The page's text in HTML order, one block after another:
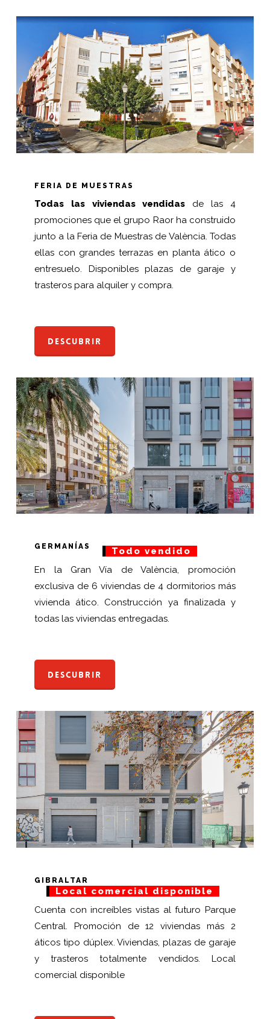
FERIA DE MUESTRAS
Todas las viviendas vendidas de las 4
promociones que el grupo Raor ha construido
junto a la Feria de Muestras de València. Todas
ellas con grandes terrazas en planta ático o
entresuelo. Disponibles plazas de garaje y
trasteros para alquiler y compra.
Descubrir
GERMANÍAS
Todo vendido
En la Gran Vía de València, promoción
exclusiva de 6 viviendas de 4 dormitorios más
vivienda ático. Construcción ya finalizada y
todas las viviendas entregadas.
Descubrir
GIBRALTAR
Local comercial disponible
Cuenta con increíbles vistas al futuro Parque
Central. Promoción de 12 viviendas más 2
áticos tipo dúplex. Viviendas, plazas de garaje
y trasteros totalmente vendidos. Local
comercial disponible